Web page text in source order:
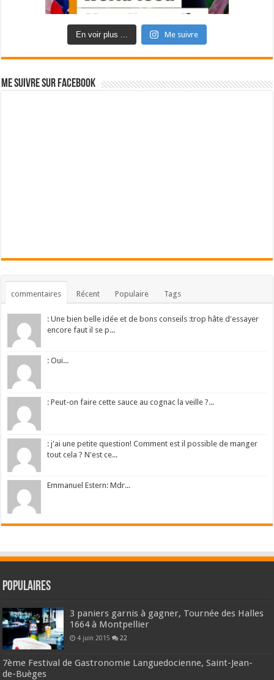
En voir plus ... Me suivre
Me suivre sur Facebook
commentaires Récent Populaire Tags
: Une bien belle idée et de bons conseils :trop hâte d'essayer
encore faut il se p...
: Oui...
: Peut-on faire cette sauce au cognac la veille ?...
: j'ai une petite question! Comment est il possible de manger
tout cela ? N'est ce...
Emmanuel Estern: Mdr...
Populaires
3 paniers garnis à gagner, Tournée des Halles
1664 à Montpellier
4 juin 2015 22
7ème Festival de Gastronomie Languedocienne, Saint-Jean-
de-Buèges